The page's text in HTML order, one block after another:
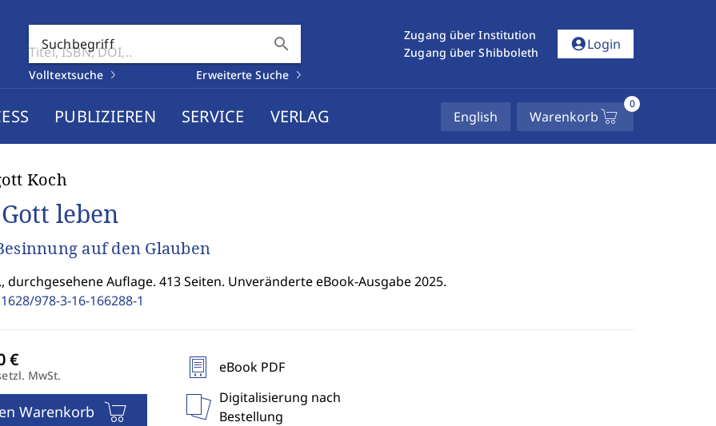
Suchbegriff search
Volltextsuche Erweiterte Suche
Zugang über Institution
Zugang über Shibboleth
account_circleLogin
PUBLIZIEREN SERVICE VERLAG English Warenkorb
0
Koch
leben
auf den Glauben
durchgesehene Auflage. 413 Seiten. Unveränderte eBook-Ausgabe 2025.
978-3-16-166288-1
MwSt.
Warenkorb
eBook PDF
Digitalisierung nach
Bestellung